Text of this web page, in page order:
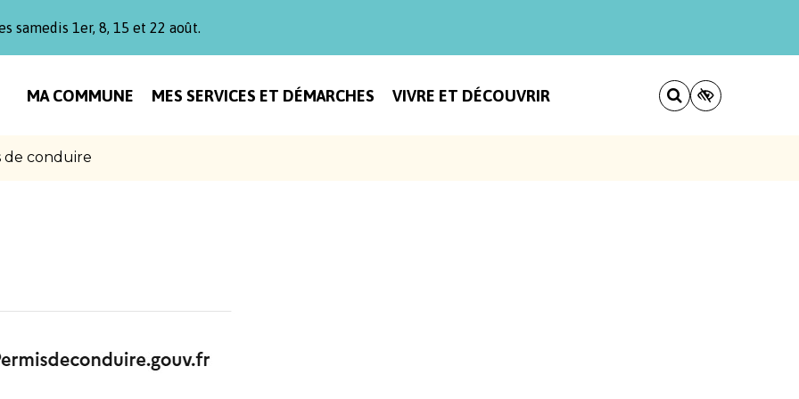
samedis 1er, 8, 15 et 22 août.
MA COMMUNE MES SERVICES ET DÉMARCHES VIVRE ET DÉCOUVRIR
de conduire